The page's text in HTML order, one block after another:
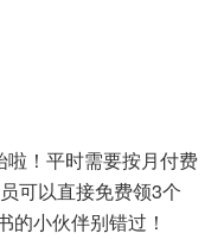
！平时需要按月付费
可以直接免费领3个
的小伙伴别错过！